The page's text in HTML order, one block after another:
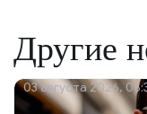
Другие
03 августа 2026,